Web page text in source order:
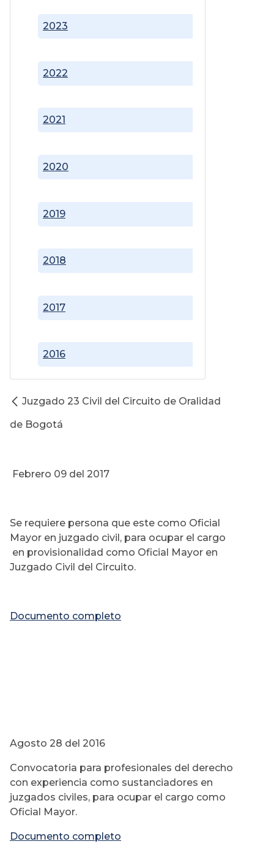
2016
2017
2018
2019
2020
2021
2022
2023
Juzgado 23 Civil del Circuito de Oralidad
de Bogotá
Febrero 09 del 2017
Se requiere persona que este como Oficial
Mayor en juzgado civil, para ocupar el cargo
en provisionalidad como Oficial Mayor en
Juzgado Civil del Circuito.
Documento completo
Agosto 28 del 2016
Convocatoria para profesionales del derecho
con experiencia como sustanciadores en
juzgados civiles, para ocupar el cargo como
Oficial Mayor.
Documento completo